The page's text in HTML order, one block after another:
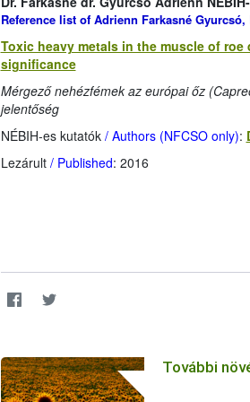
Reference list of Adrienn Farkasné Gyurcsó,
Toxic heavy metals in the muscle of
significance
Mérgező nehézfémek az európai őz
jelentőség
NÉBIH-es kutatók / Authors (NFCSO only):
Lezárult/ Published: 2016
További